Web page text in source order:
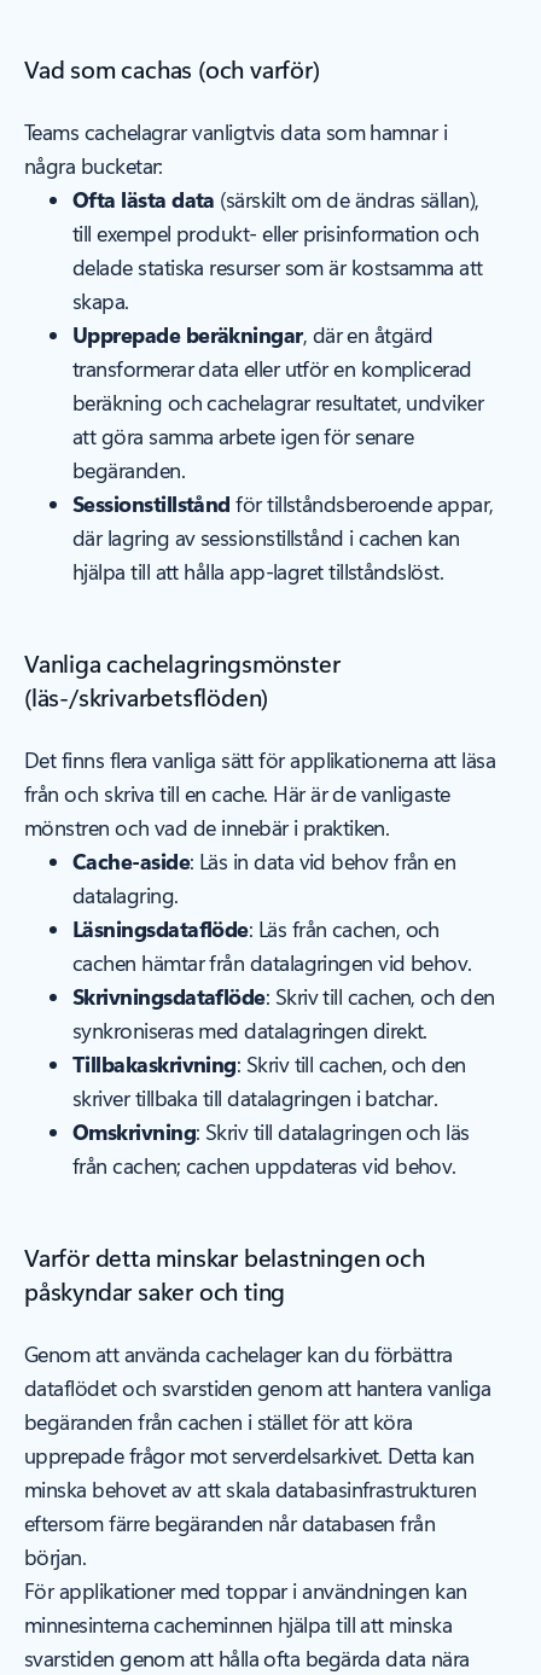
Vad som cachas (och varför)
Teams cachelagrar vanligtvis data som hamnar i
några bucketar:
Ofta lästa data (särskilt om de ändras sällan),
till exempel produkt- eller prisinformation och
delade statiska resurser som är kostsamma att
skapa.
Upprepade beräkningar, där en åtgärd
transformerar data eller utför en komplicerad
beräkning och cachelagrar resultatet, undviker
att göra samma arbete igen för senare
begäranden.
Sessionstillstånd för tillståndsberoende appar,
där lagring av sessionstillstånd i cachen kan
hjälpa till att hålla app-lagret tillståndslöst.
Vanliga cachelagringsmönster
(läs-/skrivarbetsflöden)
Det finns flera vanliga sätt för applikationerna att läsa
från och skriva till en cache. Här är de vanligaste
mönstren och vad de innebär i praktiken.
Cache-aside: Läs in data vid behov från en
datalagring.
Läsningsdataflöde: Läs från cachen, och
cachen hämtar från datalagringen vid behov.
Skrivningsdataflöde: Skriv till cachen, och den
synkroniseras med datalagringen direkt.
Tillbakaskrivning: Skriv till cachen, och den
skriver tillbaka till datalagringen i batchar.
Omskrivning: Skriv till datalagringen och läs
från cachen; cachen uppdateras vid behov.
Varför detta minskar belastningen och
påskyndar saker och ting
Genom att använda cachelager kan du förbättra
dataflödet och svarstiden genom att hantera vanliga
begäranden från cachen i stället för att köra
upprepade frågor mot serverdelsarkivet. Detta kan
minska behovet av att skala databasinfrastrukturen
eftersom färre begäranden når databasen från
början.
För applikationer med toppar i användningen kan
minnesinterna cacheminnen hjälpa till att minska
svarstiden genom att hålla ofta begärda data nära